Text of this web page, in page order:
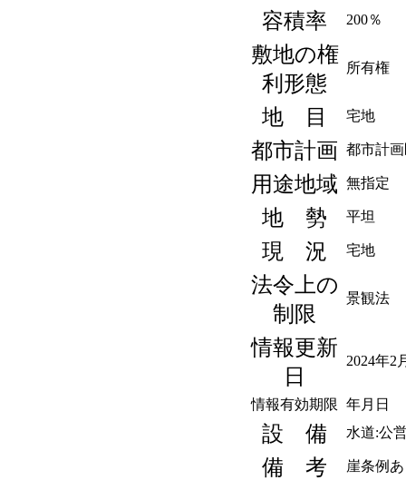
容積率 200％
敷地の権
利形態
所有権
地 目 宅地
都市計画 都市計
用途地域 無指定
地 勢 平坦
現 況 宅地
法令上の
制限
景観法
情報更新
日
2024年2
情報有効期限 年月日
設 備 水道:公
備 考 崖条例